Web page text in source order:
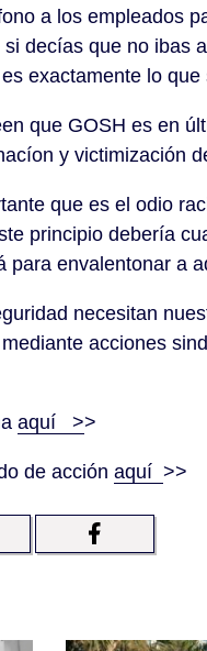
a los empleados
decías que no ibas
exactamente lo que
que GOSH es en
y victimización
que es el odio
principio debería
para envalentonar a
necesitan
acciones
aquí >>
de acción aquí >>